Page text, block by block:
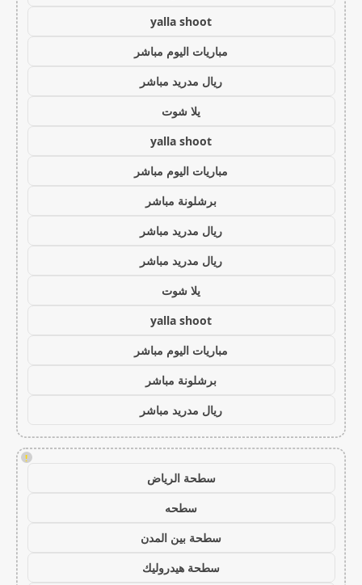
yalla shoot
مباريات اليوم مباشر
ريال مدريد مباشر
يلا شوت
yalla shoot
مباريات اليوم مباشر
برشلونة مباشر
ريال مدريد مباشر
ريال مدريد مباشر
يلا شوت
yalla shoot
مباريات اليوم مباشر
برشلونة مباشر
ريال مدريد مباشر
!
سطحة الرياض
سطحه
سطحة بين المدن
سطحة هيدروليك